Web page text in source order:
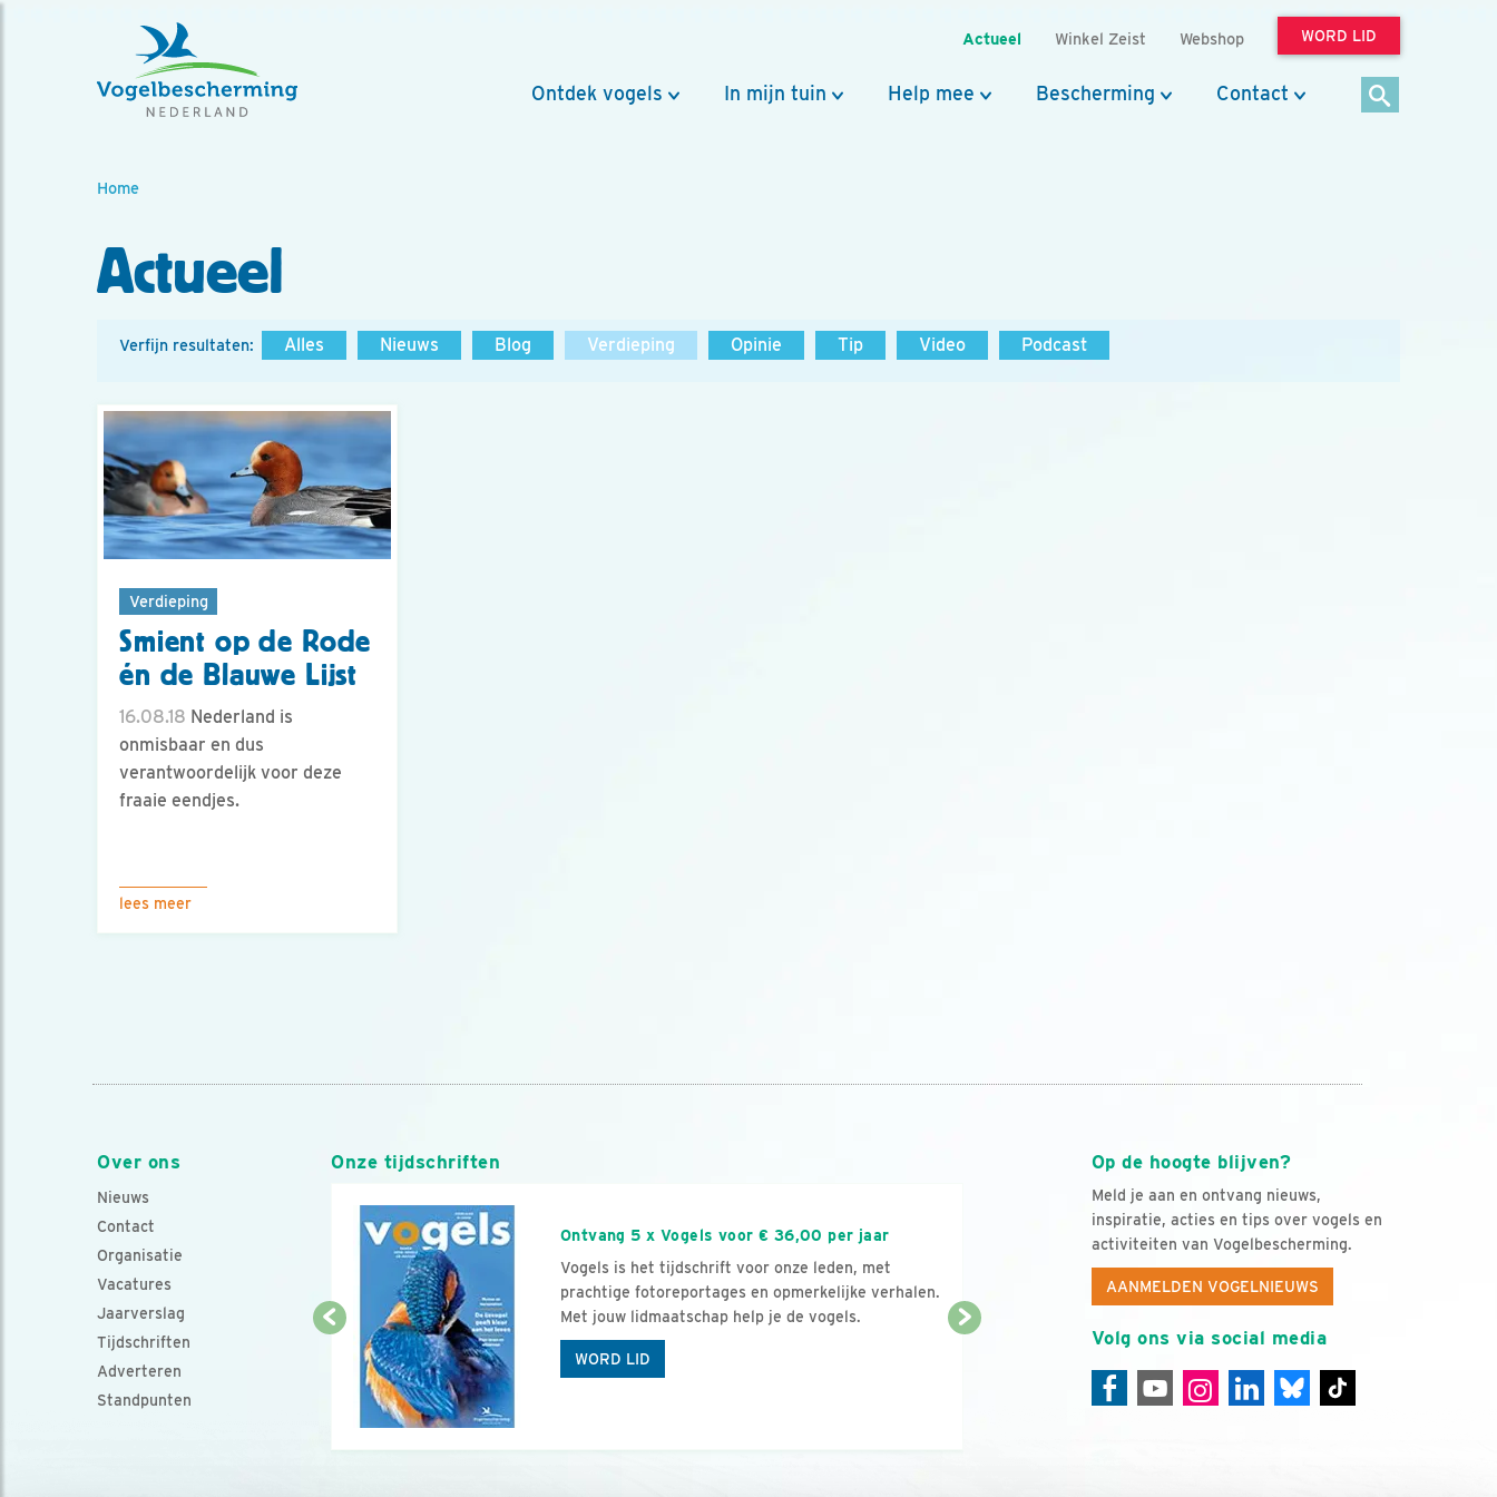
Actueel Winkel Zeist Webshop WORD LID
Ontdek vogels In mijn tuin Help mee Bescherming Contact
Home
Actueel
Verfijn resultaten: Alles Nieuws Blog Verdieping Opinie Tip Video Podcast
Verdieping
Smient op de Rode
én de Blauwe Lijst
16.08.18 Nederland is
onmisbaar en dus
verantwoordelijk voor deze
fraaie eendjes.
lees meer
Over ons
Nieuws
Contact
Organisatie
Vacatures
Jaarverslag
Tijdschriften
Adverteren
Standpunten
Op de hoogte blijven?
Meld je aan en ontvang nieuws,
inspiratie, acties en tips over vogels en
activiteiten van Vogelbescherming.
AANMELDEN VOGELNIEUWS
Volg ons via social media
Onze tijdschriften
Ontvang 5 x Vogels voor € 36,00 per jaar
Vogels is het tijdschrift voor onze leden, met
prachtige fotoreportages en opmerkelijke verhalen.
Met jouw lidmaatschap help je de vogels.
WORD LID